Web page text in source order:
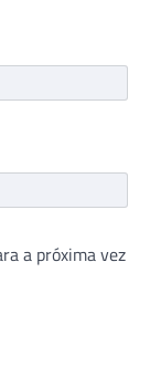
a próxima vez